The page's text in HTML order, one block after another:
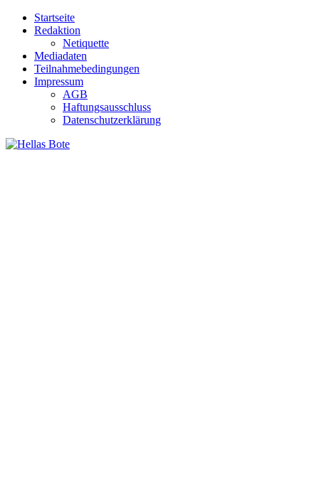
Zum
Inhalt
Startseite
Redaktion
Netiquette
Mediadaten
Teilnahmebedingungen
Impressum
AGB
Haftungsausschluss
Datenschutzerklärung